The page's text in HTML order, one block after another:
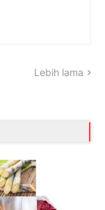
Lebih lama